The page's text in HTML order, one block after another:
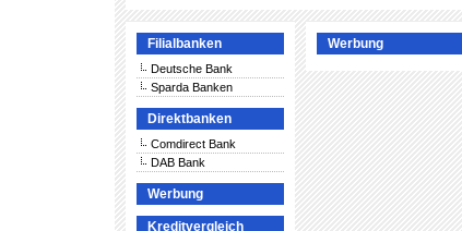
Filialbanken
Deutsche Bank
Sparda Banken
Direktbanken
Comdirect Bank
DAB Bank
Werbung
Kreditvergleich
Werbung